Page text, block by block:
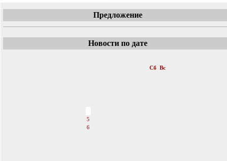
Предложение
Новости по дате
Сб Вс
5
6